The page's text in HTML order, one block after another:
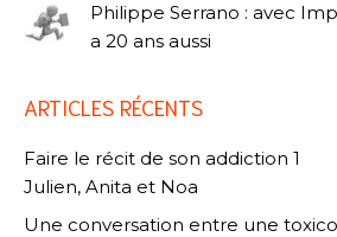
Philippe Serrano : avec
a 20 ans aussi
ARTICLES RÉCENTS
Faire le récit de son addiction 1
Julien, Anita et Noa
Une conversation entre une